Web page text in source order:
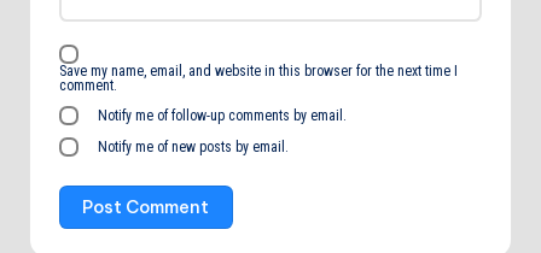
Save my name, email, and website in this browser for the next time I
comment.
Notify me of follow-up comments by email.
Notify me of new posts by email.